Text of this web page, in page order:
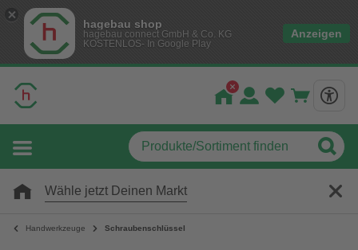
hagebau shop
hagebau connect GmbH & Co. KG
KOSTENLOS- In Google Play
Anzeigen
Wähle jetzt Deinen Markt
Handwerkzeuge Schraubenschlüssel